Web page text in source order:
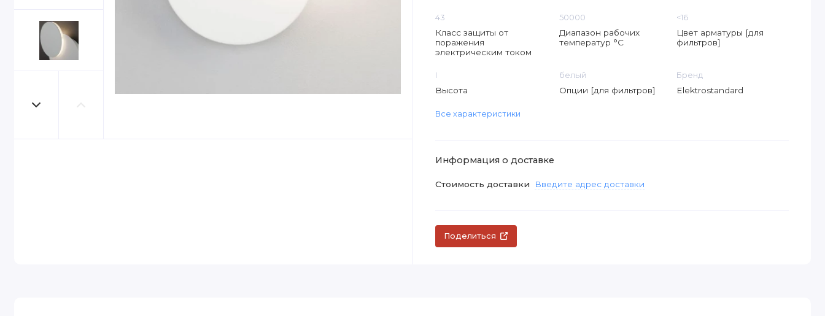
43
Класс защиты от
поражения
электрическим током
50000
Диапазон рабочих
температур °C
<16
Цвет арматуры [для
фильтров]
I
Высота
белый
Опции [для фильтров]
Бренд
Elektrostandard
Все характеристики
Информация о доставке
Стоимость доставки Введите адрес доставки
Поделиться